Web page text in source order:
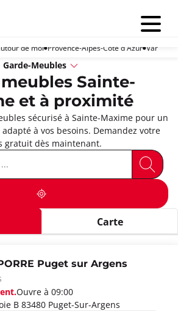
Menu
de moi Provence-Alpes-Côte d'Azur Var
Garde-Meubles
Sainte-
et à proximité
sécurisé à Sainte-Maxime pour un
à vos besoins. Demandez votre
gratuit dès maintenant.
Carte
Puget sur Argens
Ouvre à 09:00
B 83480 Puget-Sur-Argens